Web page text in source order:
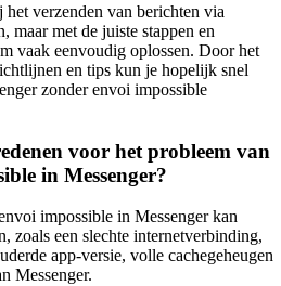
verzenden van berichten via
maar met de juiste stappen en
vaak eenvoudig oplossen. Door het
en tips kun je hopelijk snel
zonder envoi impossible
voor het probleem van
in Messenger?
impossible in Messenger kan
zoals een slechte internetverbinding,
app-versie, volle cachegeheugen
Messenger.